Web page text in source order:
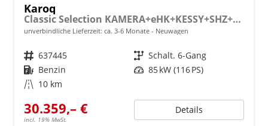
Karoq
Classic Selection KAMERA+eHK+KESSY+SHZ+SMARTLINK+LED+16" ALU
unverbindliche Lieferzeit: ca. 3-6 Monate Neuwagen
Fahrzeugnr. 637445 Getriebe Schalt. 6-Gang
Kraftstoff Benzin Leistung 85 kW (116 PS)
Kilometerstand 10 km
30.359,– €
incl. 19% MwSt.
Details